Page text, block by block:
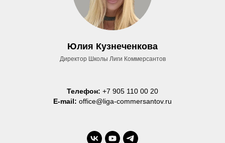
Юлия Кузнеченкова
Директор Школы Лиги Коммерсантов
Телефон: +7 905 110 00 20
E-mail: office@liga-commersantov.ru